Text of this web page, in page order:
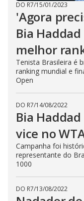
DO R7/15/01/2023
'Agora
Bia
melhor
Tenista Brasileira é
ranking mundial e
Open
DO R7/14/08/2022
Bia
vice no
Campanha foi
representante do
1000
DO R7/13/08/2022